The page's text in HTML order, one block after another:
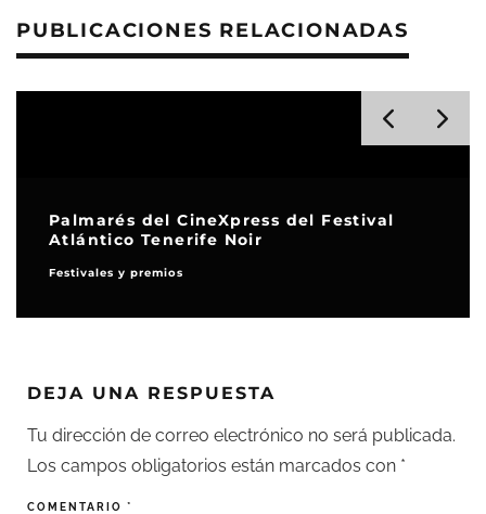
PUBLICACIONES RELACIONADAS
Palmarés del CineXpress del Festival
Atlántico Tenerife Noir
Festivales y premios
DEJA UNA RESPUESTA
Tu dirección de correo electrónico no será publicada.
Los campos obligatorios están marcados con *
COMENTARIO *